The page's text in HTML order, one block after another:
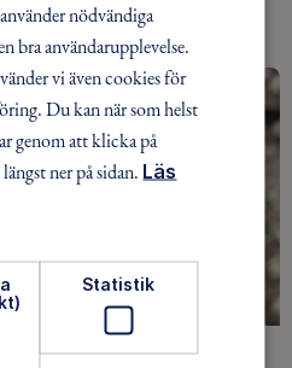
medlem
nödvändiga
bra användarupplevelse.
vi även cookies för
Du kan när som helst
genom att klicka på
ner på sidan. Läs
Statistik